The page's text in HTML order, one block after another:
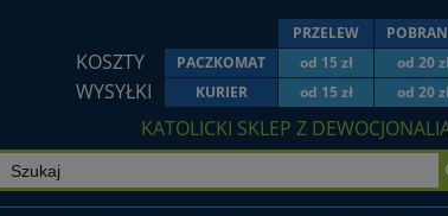
PRZELEW
KOSZTY PACZKOMAT od 15 zł od 20
WYSYŁKI KURIER od 15 zł od 20
KATOLICKI SKLEP Z